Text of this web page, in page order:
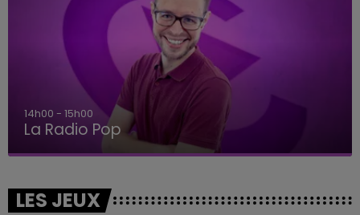
14h00 - 15h00
La Radio Pop
LES JEUX